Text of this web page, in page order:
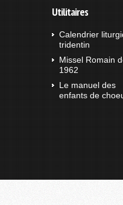
Utilitaires
Calendrier
tridentin
Missel Romain
1962
Le manuel des
enfants de